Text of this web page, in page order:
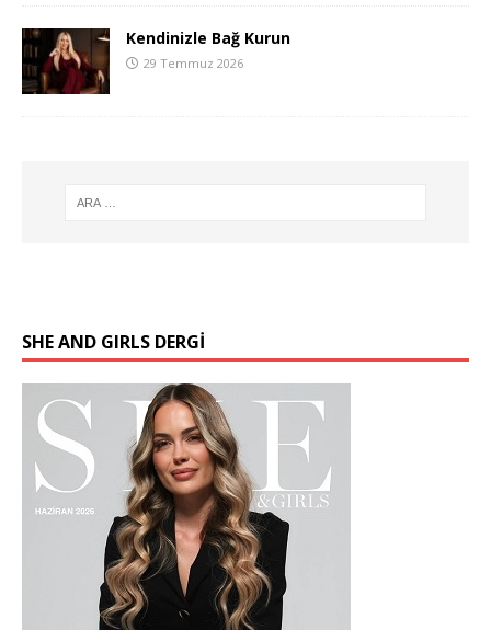
Kendinizle Bağ Kurun
29 Temmuz 2026
SHE AND GIRLS DERGİ